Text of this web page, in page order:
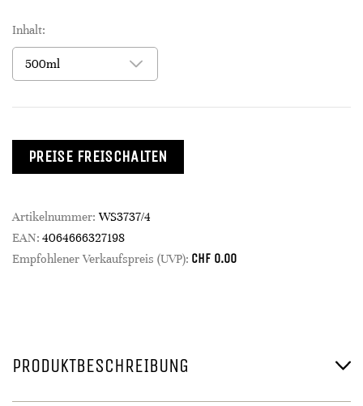
Inhalt:
PREISE FREISCHALTEN
Artikelnummer: WS3737/4
EAN: 4064666327198
Empfohlener Verkaufspreis (UVP): CHF 0.00
PRODUKTBESCHREIBUNG